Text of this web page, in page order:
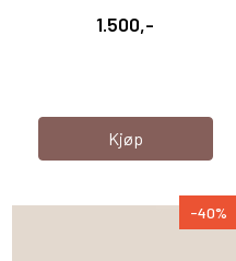
1.500,-
Kjøp
-40%